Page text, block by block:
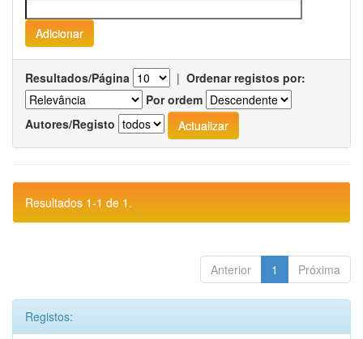
Resultados/Página | Ordenar registos por:
Por ordem
Autores/Registo
Resultados 1-1 de 1.
Anterior 1 Próxima
Registos: